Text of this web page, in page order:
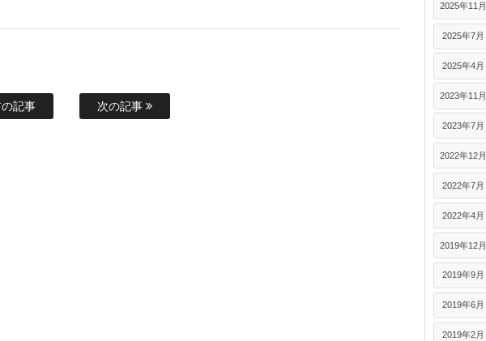
記事 次の記事
2025年11月
2025年7月
2025年4月
2023年11月
2023年7月
2022年12月
2022年7月
2022年4月
2019年12月
2019年9月
2019年6月
2019年2月